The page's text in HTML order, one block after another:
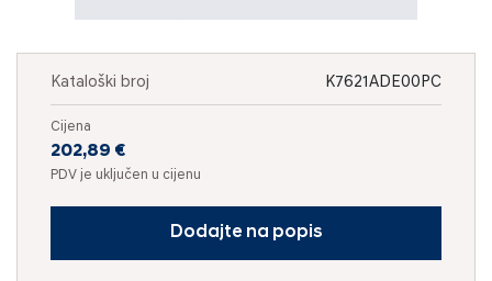
Kataloški broj K7621ADE00PC
Cijena
202,89 €
PDV je uključen u cijenu
Dodajte na popis